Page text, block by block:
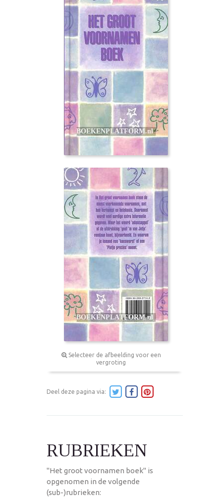
Selecteer de afbeelding voor een
vergroting
Deel deze pagina via:
RUBRIEKEN
"Het groot voornamen boek" is
opgenomen in de volgende
(sub-)rubrieken: